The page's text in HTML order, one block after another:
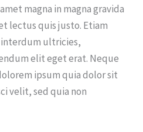
magna in magna gravida
lectus quis justo. Etiam
ultricies,
elit eget erat. Neque
ipsum quia dolor sit
velit, sed quia non